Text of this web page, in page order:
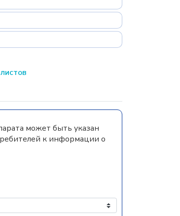
может быть указан
к информации о